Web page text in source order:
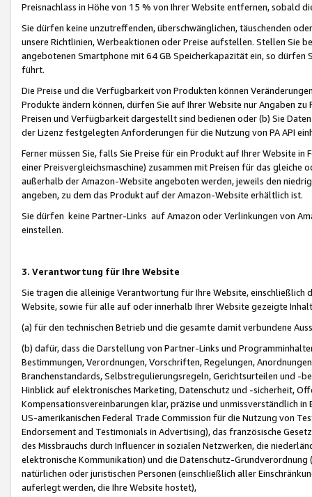
Preisnachlass in Höhe von 15 % von Ihrer Website entfernen, sobald
Sie dürfen keine unzutreffenden, überschwänglichen, täuschenden
unsere Richtlinien, Werbeaktionen oder Preise aufstellen. Stellen Sie
angebotenen Smartphone mit 64 GB Speicherkapazität ein, so dürfen
führt.
Die Preise und die Verfügbarkeit von Produkten können
Produkte ändern können, dürfen Sie auf Ihrer Website nur Angaben
Preisen und Verfügbarkeit dargestellt sind bedienen oder (b) Sie
der Lizenz festgelegten Anforderungen für die Nutzung von PA API
Ferner müssen Sie, falls Sie Preise für ein Produkt auf Ihrer Website
einer Preisvergleichsmaschine) zusammen mit Preisen für das
außerhalb der Amazon-Website angeboten werden, jeweils den
angeben, zu dem das Produkt auf der Amazon-Website erhältlich ist.
Sie dürfen keine Partner-Links auf Amazon oder Verlinkungen von
einstellen.
3. Verantwortung für Ihre Website
Sie tragen die alleinige Verantwortung für Ihre Website,
Website, sowie für alle auf oder innerhalb Ihrer Website gezeigte
(a) für den technischen Betrieb und die gesamte damit verbundene
(b) dafür, dass die Darstellung von Partner-Links und
Bestimmungen, Verordnungen, Vorschriften, Regelungen,
Branchenstandards, Selbstregulierungsregeln, Gerichtsurteilen und -
Hinblick auf elektronisches Marketing, Datenschutz und -sicherheit,
Kompensationsvereinbarungen klar, präzise und unmissverständlich
US-amerikanischen Federal Trade Commission für die Nutzung von
Endorsement and Testimonials in Advertising), das französische
des Missbrauchs durch Influencer in sozialen Netzwerken, die
elektronische Kommunikation) und die Datenschutz-
natürlichen oder juristischen Personen (einschließlich aller
auferlegt werden, die Ihre Website hostet),